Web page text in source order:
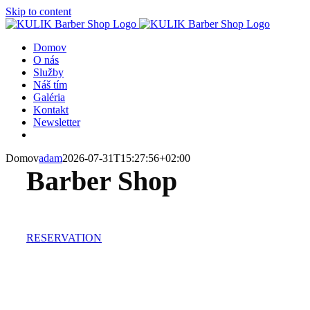
Skip to content
Domov
O nás
Služby
Náš tím
Galéria
Kontakt
Newsletter
Domovadam2026-07-31T15:27:56+02:00
Barber Shop
RESERVATION